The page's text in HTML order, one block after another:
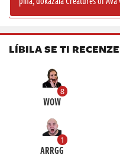
LÍBILA SE TI
8
WOW
1
ARRGG